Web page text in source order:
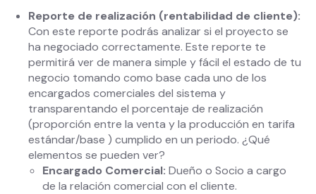
Reporte de realización (rentabilidad de cliente):
Con este reporte podrás analizar si el proyecto se
ha negociado correctamente. Este reporte te
permitirá ver de manera simple y fácil el estado de tu
negocio tomando como base cada uno de los
encargados comerciales del sistema y
transparentando el porcentaje de realización
(proporción entre la venta y la producción en tarifa
estándar/base ) cumplido en un periodo. ¿Qué
elementos se pueden ver?
Encargado Comercial: Dueño o Socio a cargo
de la relación comercial con el cliente.